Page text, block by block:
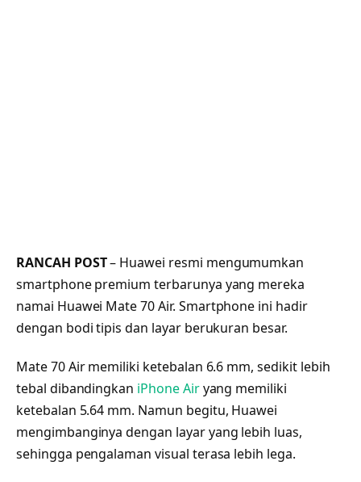
RANCAH POST– Huawei resmi mengumumkan
smartphone premium terbarunya yang mereka
namai Huawei Mate 70 Air. Smartphone ini hadir
dengan bodi tipis dan layar berukuran besar.
Mate 70 Air memiliki ketebalan 6.6 mm, sedikit lebih
tebal dibandingkan iPhone Airyang memiliki
ketebalan 5.64 mm. Namun begitu, Huawei
mengimbanginya dengan layar yang lebih luas,
sehingga pengalaman visual terasa lebih lega.